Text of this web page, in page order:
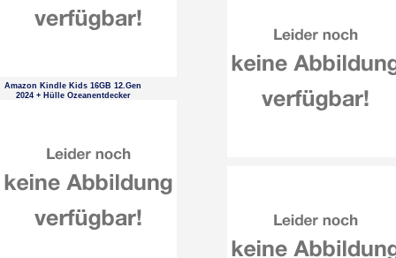
Amazon Kindle Kids 16GB 12.Gen
2024 + Hülle Ozeanentdecker